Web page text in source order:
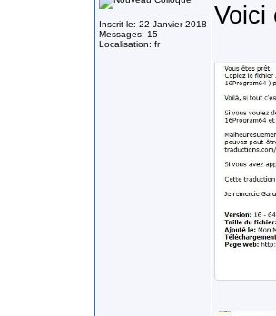
Inscrit le: 22 Janvier 2018
Messages: 15
Localisation: fr
Voici